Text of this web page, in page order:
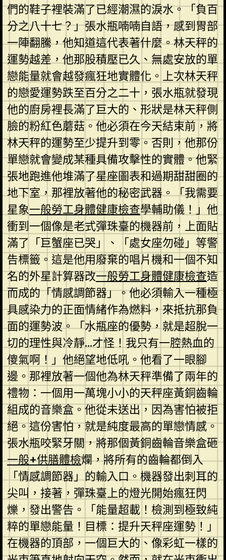
們的鞋子裡裝滿了已經潮濕的淚水。「負百
分之八十七？」張水瓶喃喃自語，感到胃部
一陣翻騰，他知道這代表著什麼。林天秤的
運勢越差，他那股積壓已久、無處安放的單
戀能量就會越發瘋狂地實體化。上次林天秤
的戀愛運勢跌至百分之二十，張水瓶就發現
他的廚房裡長滿了巨大的、形狀是林天秤側
臉的粉紅色蘑菇。他必須在今天結束前，將
林天秤的運勢至少提升到零。否則，他那份
單戀就會變成某種具備攻擊性的實體。他緊
張地跑進他堆滿了星座圖表和過期甜甜圈的
地下室，那裡放著他的秘密武器。「我需要
星象一般勞工身體健康檢查學輔助儀！」他
衝到一個像是老式彈珠臺的機器前，上面貼
滿了「巨蟹座已哭」、「處女座勿碰」等警
告標籤。這是他用廢棄的唱片機和一個不知
名的外星計算器改一般勞工身體健康檢查造
而成的「情感調節器」。他必須輸入一種極
具感染力的正面情緒作為燃料，來抵抗那負
面的運勢波。「水瓶座的優勢，就是超脫一
切的理性與冷靜…才怪！我只有一腔熱血的
傻氣啊！」他絕望地低吼。他看了一眼腳
邊。那裡放著一個他為林天秤準備了兩年的
禮物：一個用一萬塊小小的天秤座黃銅齒輪
組成的音樂盒。他從未送出，因為害怕被拒
絕。這份害怕，就是純度最高的單戀情感。
張水瓶咬緊牙關，將那個黃銅齒輪音樂盒砸
一般+供膳體檢爛，將所有的齒輪都倒入
「情感調節器」的輸入口。機器發出刺耳的
尖叫，接著，彈珠臺上的燈光開始瘋狂閃
爍，發出警告。「能量超載！檢測到極致純
粹的單戀能量！目標：提升天秤座運勢！」
在機器的頂部，一個巨大的、像彩虹一樣的